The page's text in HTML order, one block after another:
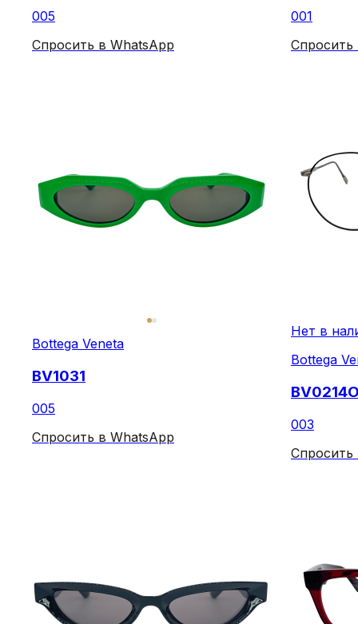
005
Спросить в WhatsApp
001
Спросить
Bottega Veneta
BV1031
005
Спросить в WhatsApp
Нет в
Bottega
003
Спросить